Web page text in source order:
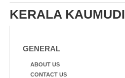
KERALA KAUMUDI
GENERAL
ABOUT US
CONTACT US